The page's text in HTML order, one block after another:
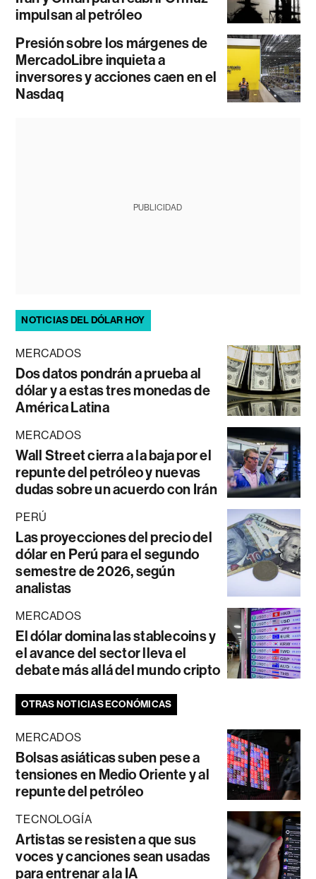
impulsan al petróleo
Presión sobre los márgenes de
MercadoLibre inquieta a
inversores y acciones caen en el
Nasdaq
PUBLICIDAD
NOTICIAS DEL DÓLAR HOY
MERCADOS
Dos datos pondrán a prueba al
dólar y a estas tres monedas de
América Latina
MERCADOS
Wall Street cierra a la baja por el
repunte del petróleo y nuevas
dudas sobre un acuerdo con Irán
PERÚ
Las proyecciones del precio del
dólar en Perú para el segundo
semestre de 2026, según
analistas
MERCADOS
El dólar domina las stablecoins y
el avance del sector lleva el
debate más allá del mundo cripto
OTRAS NOTICIAS ECONÓMICAS
MERCADOS
Bolsas asiáticas suben pese a
tensiones en Medio Oriente y al
repunte del petróleo
TECNOLOGÍA
Artistas se resisten a que sus
voces y canciones sean usadas
para entrenar a la IA